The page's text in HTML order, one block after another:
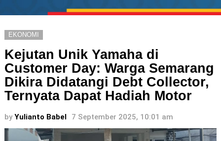
EKONOMI
Kejutan Unik Yamaha di
Customer Day: Warga Semarang
Dikira Didatangi Debt Collector,
Ternyata Dapat Hadiah Motor
by Yulianto Babel 7 September 2025, 10:01 am